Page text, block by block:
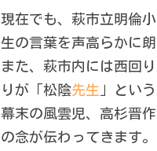
現在でも、萩市立明倫
生の言葉を声高らかに朗
また、萩市内には西回
りが「松陰先生 」とい
幕末の風雲児、高杉晋
の念が伝わってきます。